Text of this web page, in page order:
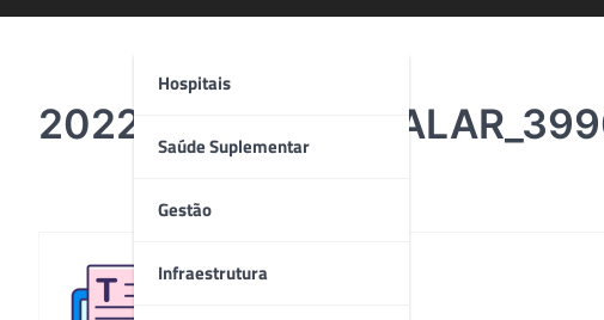
Hospitais
Saúde Suplementar
Gestão
Infraestrutura